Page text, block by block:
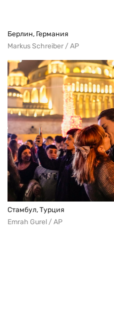
Берлин, Германия
Markus Schreiber / AP
Стамбул, Турция
Emrah Gurel / AP